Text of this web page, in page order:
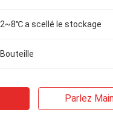
2~8℃ a scellé le stockage
Bouteille
Parlez